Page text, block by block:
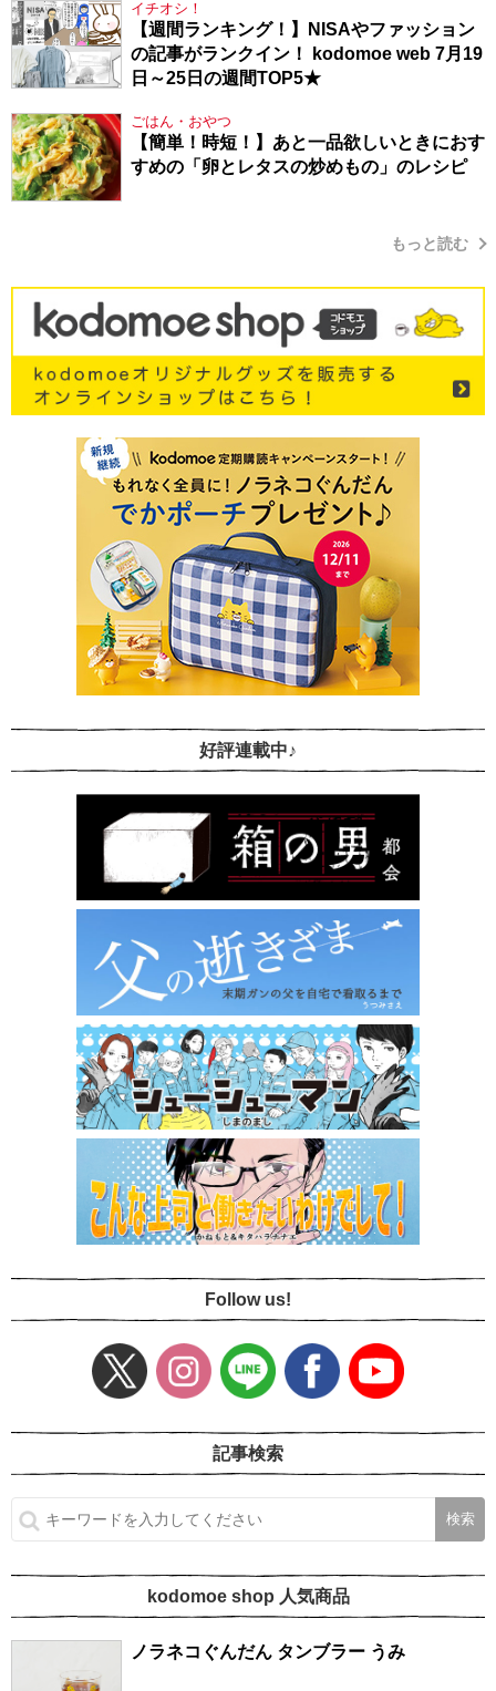
イチオシ！
【週間ランキング！】NISAやファッション
の記事がランクイン！ kodomoe web 7月19
日～25日の週間TOP5★
ごはん・おやつ
【簡単！時短！】あと一品欲しいときにおす
すめの「卵とレタスの炒めもの」のレシピ
もっと読む
好評連載中♪
Follow us!
記事検索
kodomoe shop 人気商品
ノラネコぐんだん タンブラー うみ